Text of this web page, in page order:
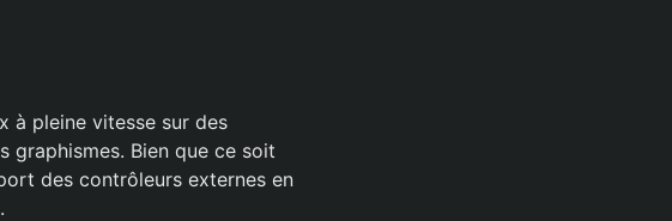
à pleine vitesse sur des
graphismes. Bien que ce soit
des contrôleurs externes en